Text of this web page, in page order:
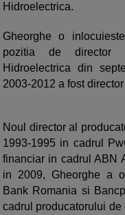
Hidroelectrica.
Gheorghe o
pozitia de director
Hidroelectrica din
2003-2012 a fost
Noul director al
1993-1995 in cadrul
financiar in cadrul ABN
in 2009, Gheorghe a
Bank Romania si
cadrul producatorului